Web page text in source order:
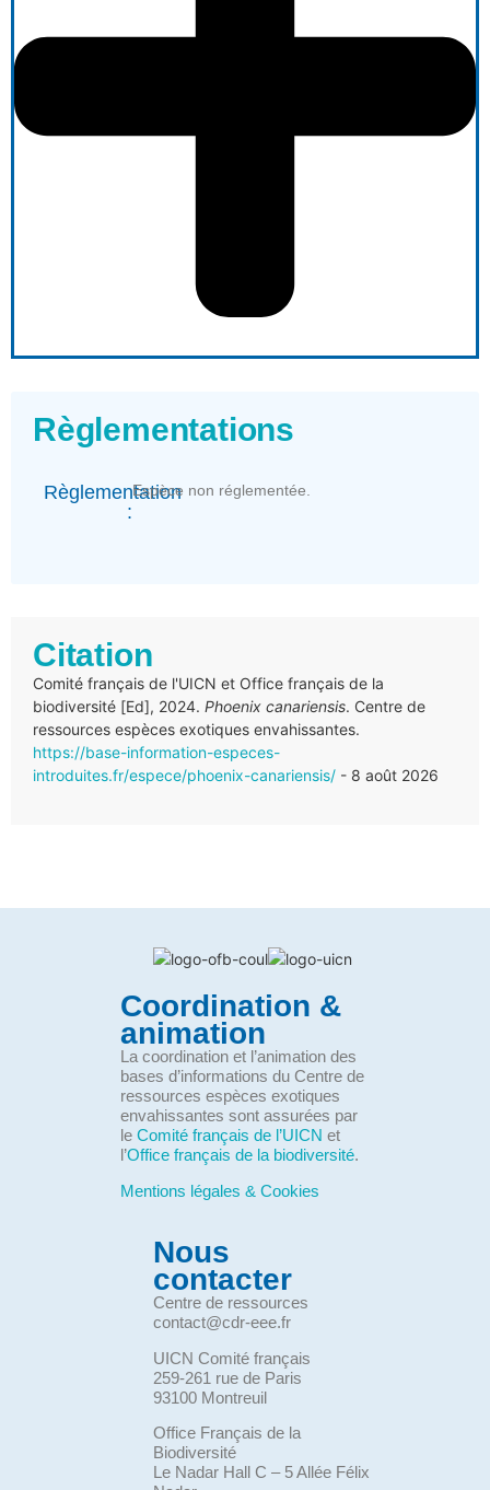
Règlementations
Règlementation
:
Espèce non réglementée.
Citation
Comité français de l'UICN et Office français de la
biodiversité [Ed], 2024. Phoenix canariensis. Centre de
ressources espèces exotiques envahissantes.
https://base-information-especes-
introduites.fr/espece/phoenix-canariensis/ - 8 août 2026
Coordination &
animation
La coordination et l’animation des
bases d’informations du Centre de
ressources espèces exotiques
envahissantes sont assurées par
le Comité français de l’UICN et
l’Office français de la biodiversité.
Mentions légales & Cookies
Nous
contacter
Centre de ressources
contact@cdr-eee.fr
UICN Comité français
259-261 rue de Paris
93100 Montreuil
Office Français de la
Biodiversité
Le Nadar Hall C – 5 Allée Félix